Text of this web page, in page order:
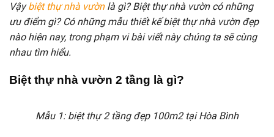
Vậybiệt thự nhà vườnlà gì? Biệt thự nhà vườn có những
ưu điểm gì? Có những mẫu thiết kế biệt thự nhà vườn đẹp
nào hiện nay, trong phạm vi bài viết này chúng ta sẽ cùng
nhau tìm hiểu.
Biệt thự nhà vườn 2 tầng là gì?
Mẫu 1: biệt thự 2 tầng đẹp 100m2 tại Hòa Bình